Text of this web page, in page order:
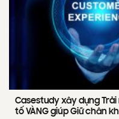
Casestudy xây dựng
tố VÀNG giúp Giữ chân